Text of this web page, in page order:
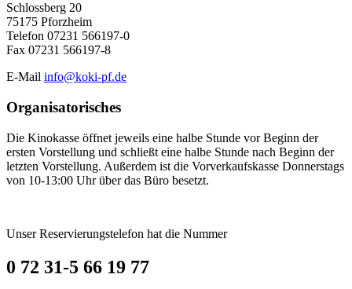
Schlossberg 20
75175 Pforzheim
Telefon 07231 566197-0
Fax 07231 566197-8
E-Mail info@koki-pf.de
Organisatorisches
Die Kinokasse öffnet jeweils eine halbe Stunde vor Beginn der
ersten Vorstellung und schließt eine halbe Stunde nach Beginn der
letzten Vorstellung. Außerdem ist die Vorverkaufskasse Donnerstags
von 10-13:00 Uhr über das Büro besetzt.
Unser Reservierungstelefon hat die Nummer
0 72 31-5 66 19 77